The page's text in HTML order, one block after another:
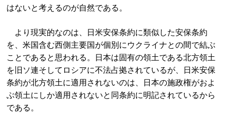
はないと考えるのが自然である。
より現実的なのは、日米安保条約に類似した安保条約
を、米国含む西側主要国が個別にウクライナとの間で結ぶ
ことであると思われる。日本は固有の領土である北方領土
を旧ソ連そしてロシアに不法占拠されているが、日米安保
条約が北方領土に適用されないのは、日本の施政権がおよ
ぶ領土にしか適用されないと同条約に明記されているから
である。